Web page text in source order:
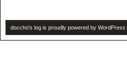
doccho's log is proudly powered by WordPress